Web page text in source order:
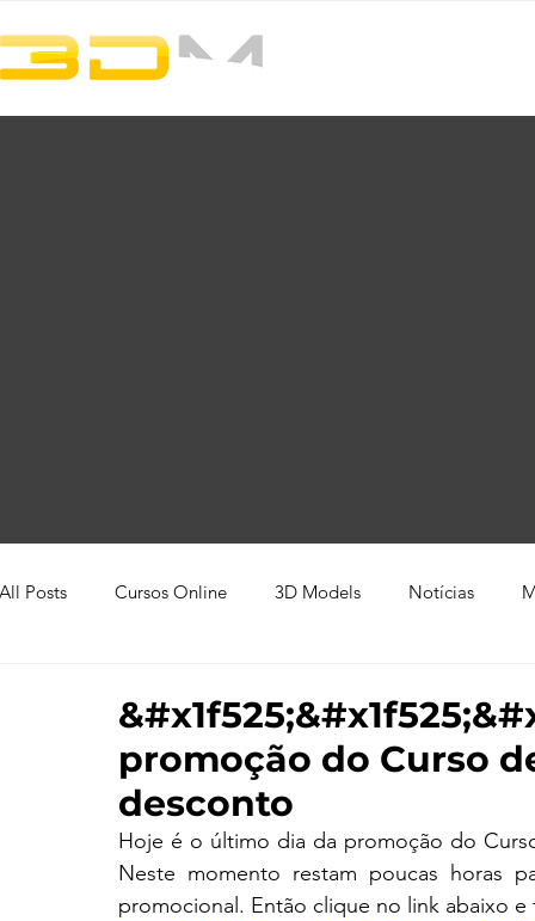
All Posts Cursos Online 3D Models Notícias
Trabalhos em Andamento
Viver de 3D 3ds Max V-Ray Lumion
promoção do Curso
desconto
Hoje é o último dia da promoção do
Neste momento restam poucas horas
promocional. Então clique no link abaixo